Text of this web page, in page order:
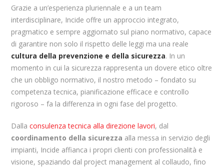
Grazie a un’esperienza pluriennale e a un team
interdisciplinare, Incide offre un approccio integrato,
pragmatico e sempre aggiornato sul piano normativo, capace
di garantire non solo il rispetto delle leggi ma una reale
cultura della prevenzione e della sicurezza. In un
momento in cui la sicurezza rappresenta un dovere etico oltre
che un obbligo normativo, il nostro metodo – fondato su
competenza tecnica, pianificazione efficace e controllo
rigoroso – fa la differenza in ogni fase del progetto.
Dallaconsulenza tecnica alla direzione lavori, dal
coordinamento della sicurezza alla messa in servizio degli
impianti, Incide affianca i propri clienti con professionalità e
visione, spaziando dal project management al collaudo, fino